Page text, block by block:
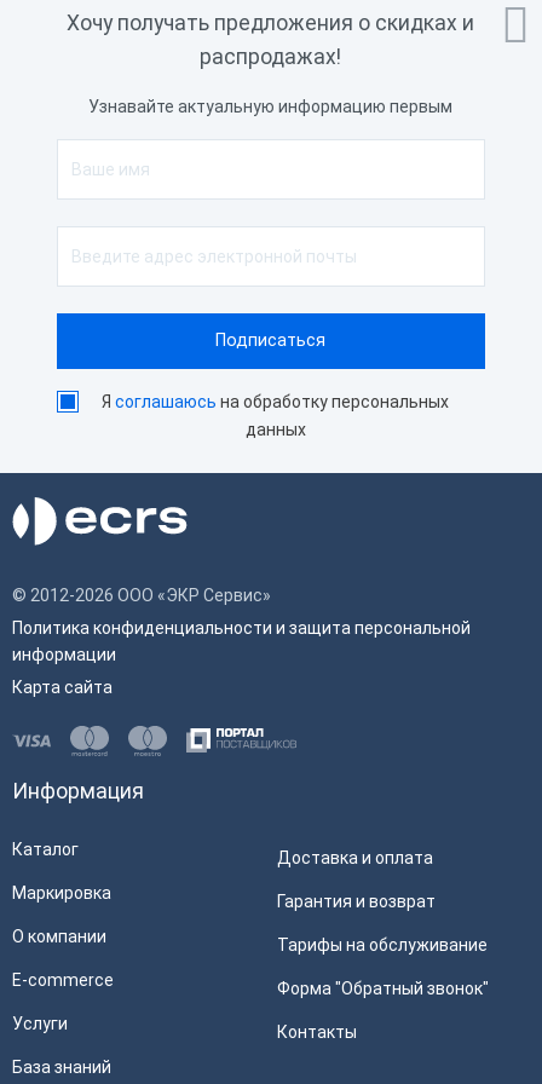

Хочу получать предложения о скидках и
распродажах!
Узнавайте актуальную информацию первым
Ясоглашаюсь на обработку персональных
данных
© 2012-2026 ООО «ЭКР Сервис»
Политика конфиденциальности и защита персональной
информации
Карта сайта
Информация
Каталог
Маркировка
О компании
E-commerce
Услуги
База знаний
Доставка и оплата
Гарантия и возврат
Тарифы на обслуживание
Форма "Обратный звонок"
Контакты